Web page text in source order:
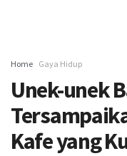
Home Gaya Hidup
Unek-unek
Kafe yang